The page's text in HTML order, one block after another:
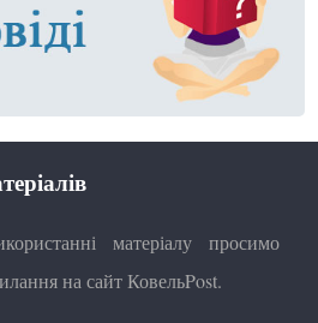
матеріалу просимо
на сайт КовельPost.